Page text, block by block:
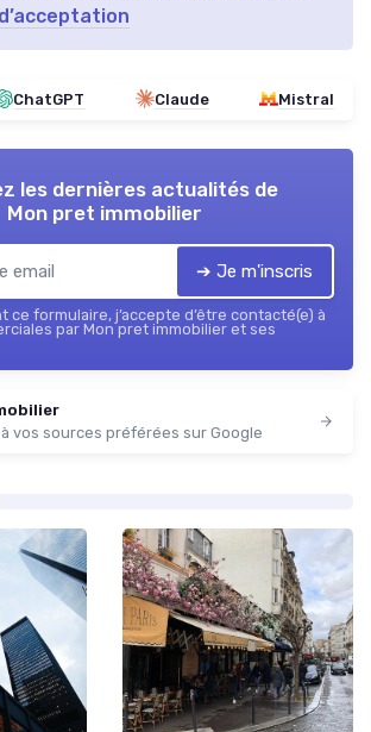
ChatGPT Claude Mistral
les dernières actualités de
Mon pret immobilier
➔ Je m'inscris
ce formulaire, j’accepte d’être contacté(e) à
par Mon pret immobilier et ses
vos sources préférées sur Google